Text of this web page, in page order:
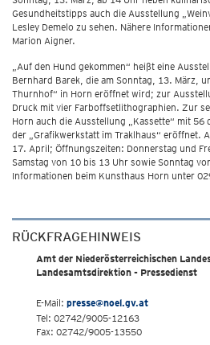
Gesundheitstipps auch die Ausstellung
Lesley Demelo zu sehen. Nähere
Marion Aigner.
„Auf den Hund gekommen“ heißt eine
Bernhard Barek, die am Sonntag, 13. März,
Thurnhof“ in Horn eröffnet wird; zur
Druck mit vier Farboffsetlithographien. Zur
Horn auch die Ausstellung „Kassette“ mit
der „Grafikwerkstatt im Traklhaus“ eröffnet.
17. April; Öffnungszeiten: Donnerstag und
Samstag von 10 bis 13 Uhr sowie Sonntag
Informationen beim Kunsthaus Horn unter
RÜCKFRAGEHINWEIS
Amt der Niederösterreichischen
Landesamtsdirektion - Pressedienst
E-Mail: presse@noel.gv.at
Tel: 02742/9005-12163
Fax: 02742/9005-13550